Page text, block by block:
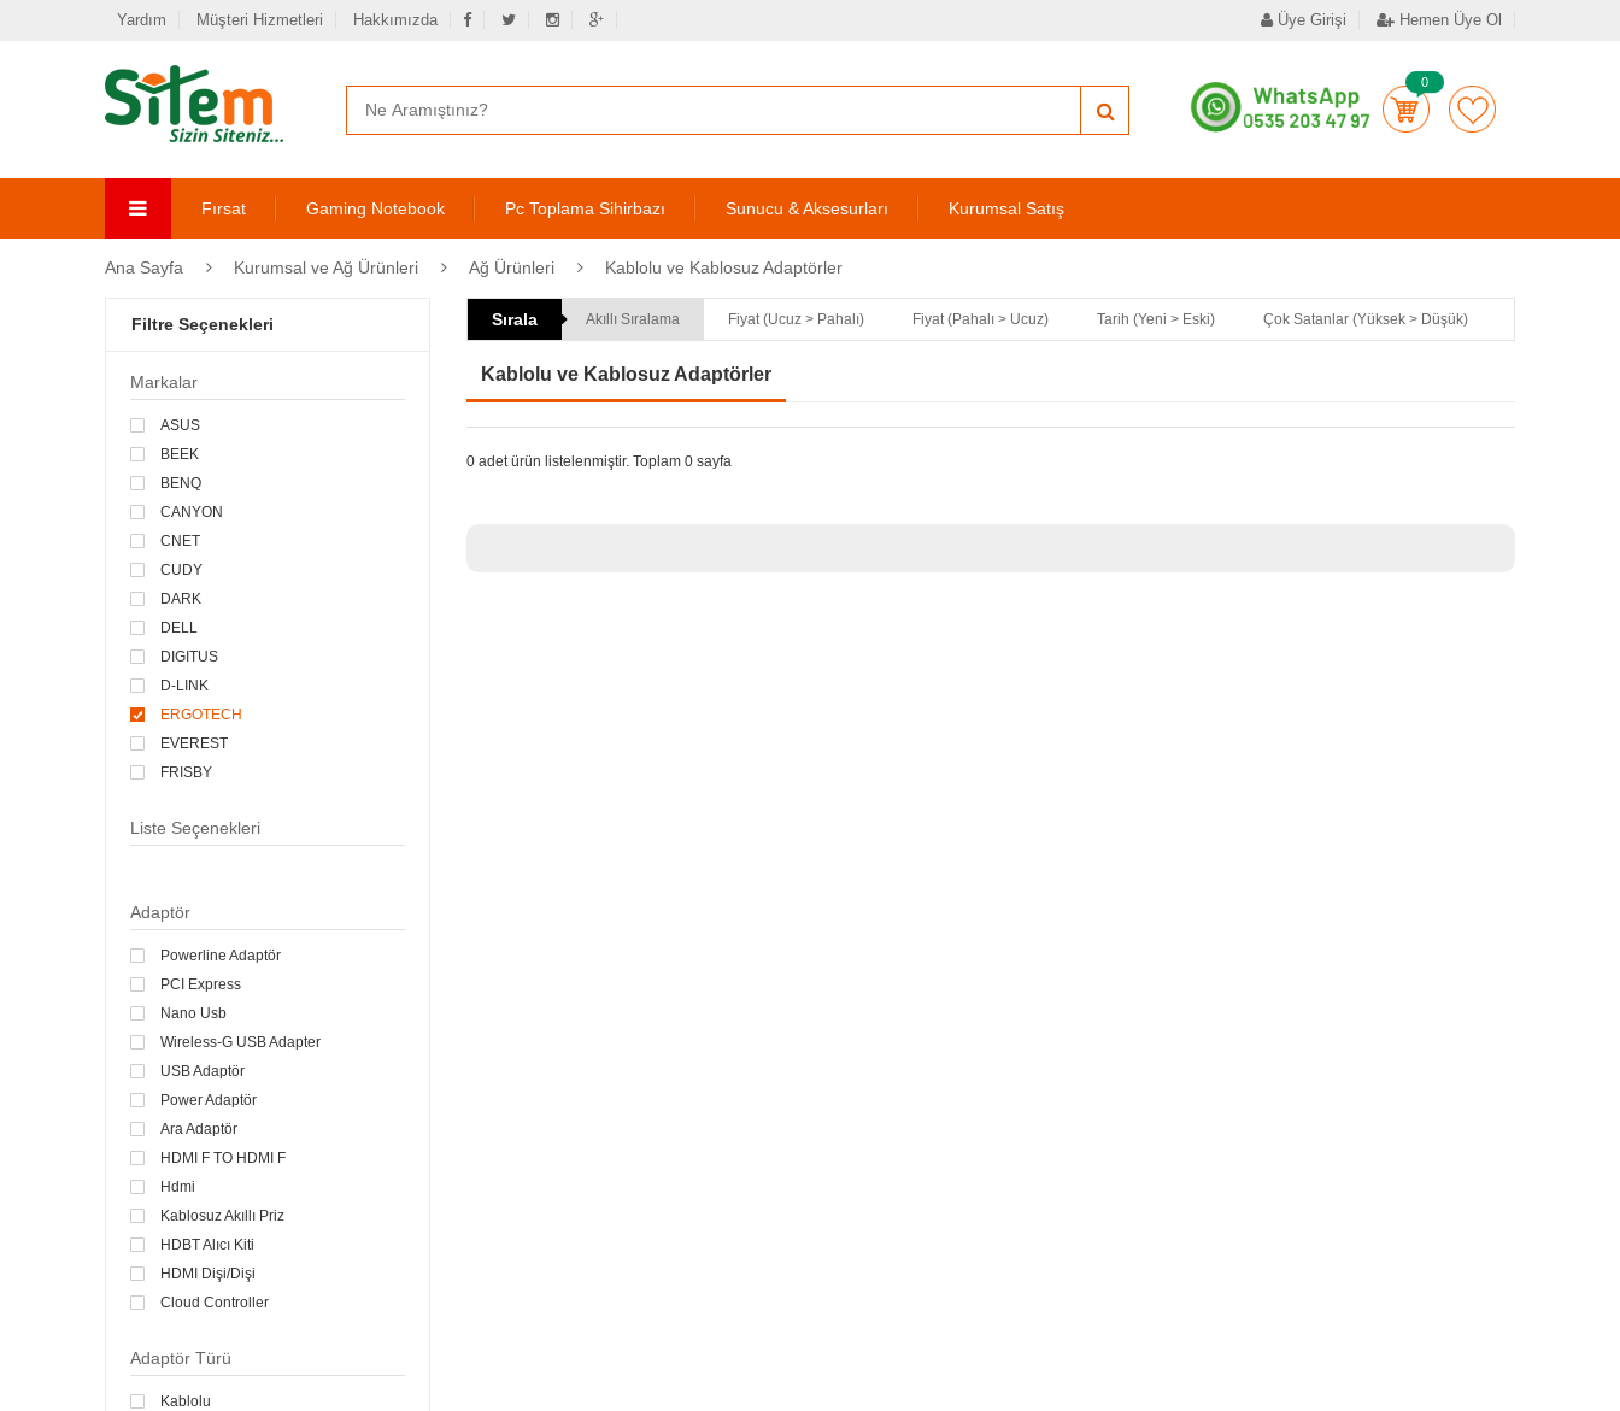
Yardım Müşteri Hizmetleri Hakkımızda Üye Girişi Hemen Üye Ol
0
Fırsat Gaming Notebook Pc Toplama Sihirbazı Sunucu & Aksesurları Kurumsal Satış
Ana Sayfa Kurumsal ve Ağ Ürünleri Ağ Ürünleri Kablolu ve Kablosuz Adaptörler
Filtre Seçenekleri
Markalar
ASUS
BEEK
BENQ
CANYON
CNET
CUDY
DARK
DELL
DIGITUS
D-LINK
ERGOTECH
EVEREST
FRISBY
LENOVO
MSI
NIVATECH
QUAKE
S-LINK
TENDA
TP-LINK
TRUST
TX
VIEWSONIC
X-MINI
ZYXEL
Liste Seçenekleri
Adaptör
Powerline Adaptör
PCI Express
Nano Usb
Wireless-G USB Adapter
USB Adaptör
Power Adaptör
Ara Adaptör
HDMI F TO HDMI F
Hdmi
Kablosuz Akıllı Priz
HDBT Alıcı Kiti
HDMI Dişi/Dişi
Cloud Controller
HDMI mesafe Uzatıcı Adaptör
Adaptör Türü
Kablolu
Sırala Akıllı Sıralama Fiyat (Ucuz > Pahalı) Fiyat (Pahalı > Ucuz) Tarih (Yeni > Eski) Çok Satanlar (Yüksek > Düşük)
Kablolu ve Kablosuz Adaptörler
0 adet ürün listelenmiştir. Toplam 0 sayfa